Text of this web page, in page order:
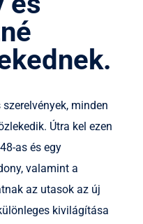
minden
Útra kel ezen
as és egy
valamint a
az utasok az új
kivilágítása